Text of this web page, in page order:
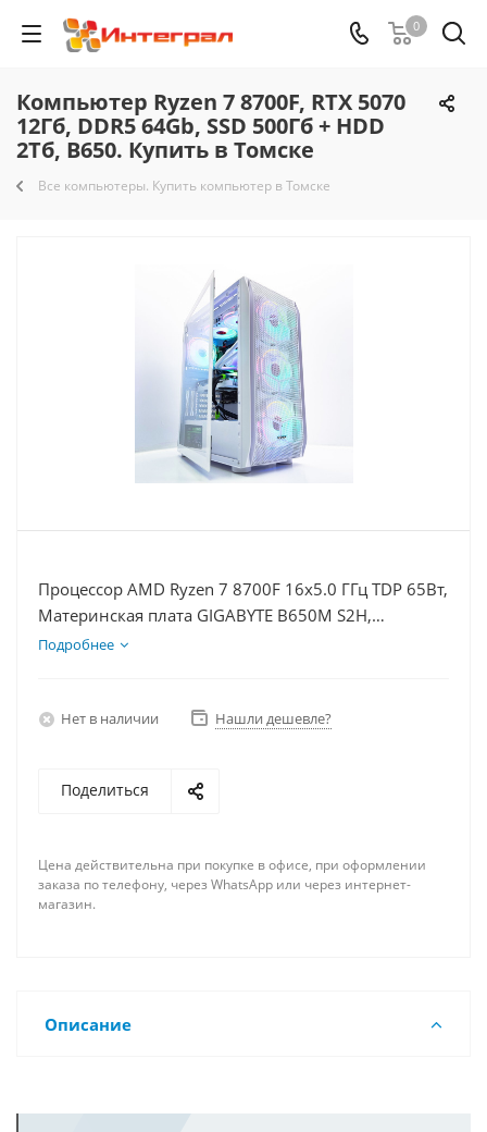
0
Компьютер Ryzen 7 8700F, RTX 5070
12Гб, DDR5 64Gb, SSD 500Гб + HDD
2Тб, B650. Купить в Томске
Все компьютеры. Купить компьютер в Томске
Процессор AMD Ryzen 7 8700F 16x5.0 ГГц TDP 65Вт,
Материнская плата GIGABYTE B650M S2H,
Видеокарта RTX 5070 12Гб, Память DDR5 64Gb,
Подробнее
Нет в наличии Нашли дешевле?
Поделиться
Цена действительна при покупке в офисе, при оформлении
заказа по телефону, через WhatsApp или через интернет-
магазин.
Описание